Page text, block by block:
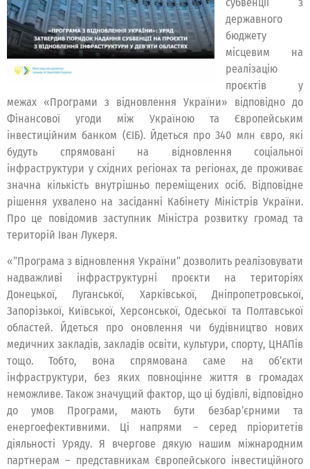
державного
бюджету
місцевим на
реалізацію
проєктів у
межах «Програми з відновлення України» відповідно до
Фінансової угоди між Україною та Європейським
інвестиційним банком (ЄІБ). Йдеться про 340 млн євро, які
будуть спрямовані на відновлення соціальної
інфраструктури у східних регіонах та регіонах, де проживає
значна кількість внутрішньо переміщених осіб. Відповідне
рішення ухвалено на засіданні Кабінету Міністрів України.
Про це повідомив заступник Міністра розвитку громад та
територій Іван Лукеря.
«”Програма з відновлення України” дозволить реалізовувати
надважливі інфраструктурні проєкти на територіях
Донецької, Луганської, Харківської, Дніпропетровської,
Запорізької, Київської, Херсонської, Одеської та Полтавської
областей. Йдеться про оновлення чи будівництво нових
медичних закладів, закладів освіти, культури, спорту, ЦНАПів
тощо. Тобто, вона спрямована саме на об’єкти
інфраструктури, без яких повноцінне життя в громадах
неможливе. Також значущий фактор, що ці будівлі, відповідно
до умов Програми, мають бути безбар’єрними та
енергоефективними. Ці напрями – серед пріоритетів
діяльності Уряду. Я вчергове дякую нашим міжнародним
партнерам – представникам Європейського інвестиційного